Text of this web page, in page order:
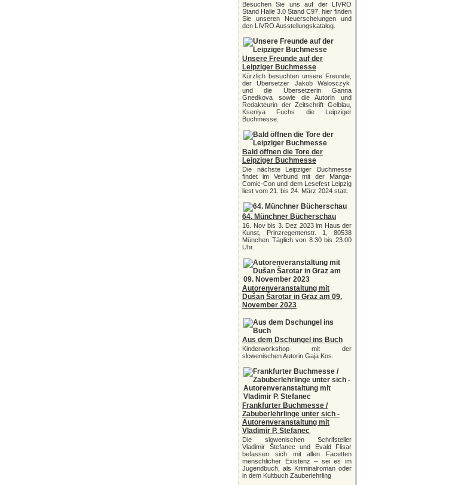
Besuchen Sie uns auf der LIVRO
Stand Halle 3.0 Stand C97, hier finden
Sie unseren Neuerscheiungen und
den LIVRO Ausstellungskatalog.
Unsere Freunde auf der
Leipziger Buchmesse
Kürzlich besuchten unsere Freunde,
der Übersetzer Jakob Walosczyk
und die Übersetzerin Ganna
Gnedkova sowie die Autorin und
Redakteurin der Zeitschrift Gelblau,
Kseniya Fuchs die Leipziger
Buchmesse.
Bald öffnen die Tore der
Leipziger Buchmesse
Die nächste Leipziger Buchmesse
findet im Verbund mit der Manga-
Comic-Con und dem Lesefest Leipzig
liest vom 21. bis 24. März 2024 statt.
64. Münchner Bücherschau
16. Nov bis 3. Dez 2023 im Haus der
Kunst, Prinzregentenstr. 1, 80538
München Täglich von 8.30 bis 23.00
Uhr.
Autorenveranstaltung mit
Dušan Šarotar in Graz am 09.
November 2023
Aus dem Dschungel ins Buch
Kinderworkshop mit der
slowenischen Autorin Gaja Kos.
Frankfurter Buchmesse /
Zabuberlehrlinge unter sich -
Autorenveranstaltung mit
Vladimir P. Stefanec
Die slowenischen Schrifsteller
Vladimir Štefanec und Evald Flisar
befassen sich mit allen Facetten
menschlicher Existenz – sei es im
Jugendbuch, als Kriminalroman oder
in dem Kultbuch Zauberlehrling